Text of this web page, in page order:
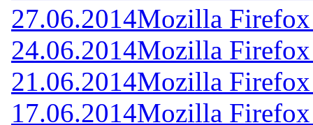
27.06.2014Mozilla
24.06.2014Mozilla
21.06.2014Mozilla
17.06.2014Mozilla